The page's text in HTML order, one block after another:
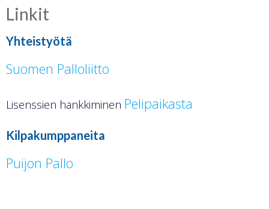
Linkit
Yhteistyötä
Suomen Palloliitto
Lisenssien hankkiminen Pelipaikasta
Kilpakumppaneita
Puijon Pallo